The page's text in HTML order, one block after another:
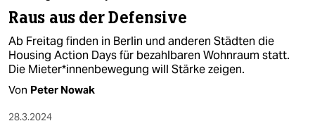
Raus aus der Defensive
Ab Freitag finden in Berlin und anderen Städten die
Housing Action Days für bezahlbaren Wohnraum statt.
Die Mie­te­r*in­nen­be­we­gung will Stärke zeigen.
Von Peter Nowak
28.3.2024